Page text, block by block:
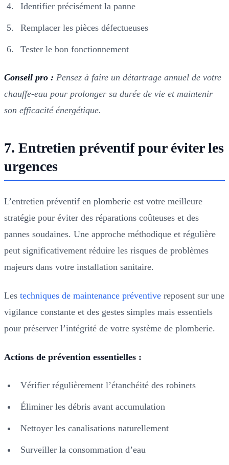
Identifier précisément la panne
Remplacer les pièces défectueuses
Tester le bon fonctionnement
Conseil pro : Pensez à faire un détartrage annuel de votre
chauffe-eau pour prolonger sa durée de vie et maintenir
son efficacité énergétique.
7. Entretien préventif pour éviter les
urgences
L’entretien préventif en plomberie est votre meilleure
stratégie pour éviter des réparations coûteuses et des
pannes soudaines. Une approche méthodique et régulière
peut significativement réduire les risques de problèmes
majeurs dans votre installation sanitaire.
Les techniques de maintenance préventive reposent sur une
vigilance constante et des gestes simples mais essentiels
pour préserver l’intégrité de votre système de plomberie.
Actions de prévention essentielles :
Vérifier régulièrement l’étanchéité des robinets
Éliminer les débris avant accumulation
Nettoyer les canalisations naturellement
Surveiller la consommation d’eau